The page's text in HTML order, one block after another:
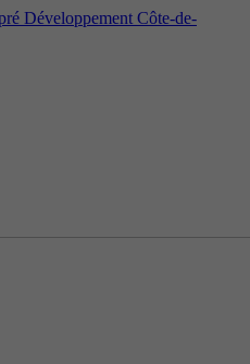
Développement Côte-de-